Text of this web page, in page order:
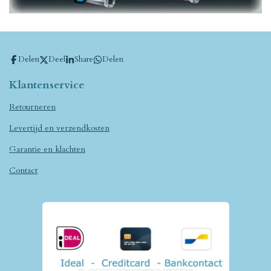
Delen Deel Share Delen
Klantenservice
Retourneren
Levertijd en verzendkosten
Garantie en klachten
Contact